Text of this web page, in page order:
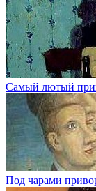
Самый лютый
Под чарами